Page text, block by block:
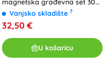
magnetska građevna set 30
komVanjsko skladište ?
32,50 €
U košaricu